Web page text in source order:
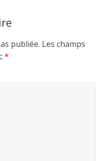
publiée. Les champs
*